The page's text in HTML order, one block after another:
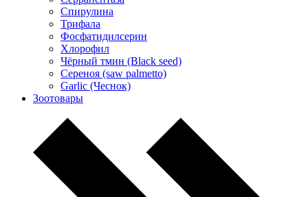
Спирулина
Трифала
Фосфатидилсерин
Хлорофил
Чёрный тмин (Black seed)
Сереноя (saw palmetto)
Garlic (Чеснок)
Зоотовары